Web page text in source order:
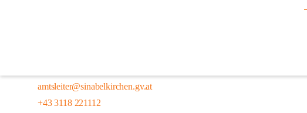
amtsleiter@sinabelkirchen.gv.at
+43 3118 221112